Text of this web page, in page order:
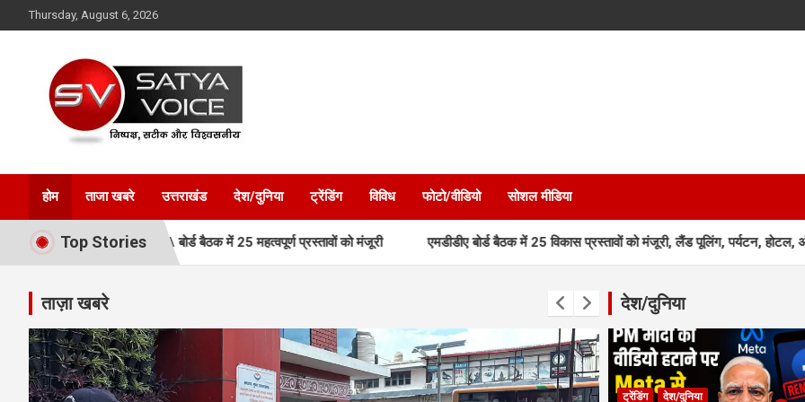
to
Thursday, August 6, 2026
Satya Voice
होम ताजा खबरे उत्तराखंड देश/दुनिया ट्रेंडिंग विविध फोटो/वीडियो सोशल मीडिया
Top Stories
रफ्तार, MDDA बोर्ड बैठक में 25 महत्वपूर्ण प्रस्तावों को मंजूरी एमडीडीए बोर्ड बैठक में 25 विकास प्रस्तावों को मंजूरी, लैंड पूलिंग, पर्यटन, होटल, औद्योगिक
ताज़ा खबरे देश/दुनिया
ट्रेंडिंग देश/दुनिया